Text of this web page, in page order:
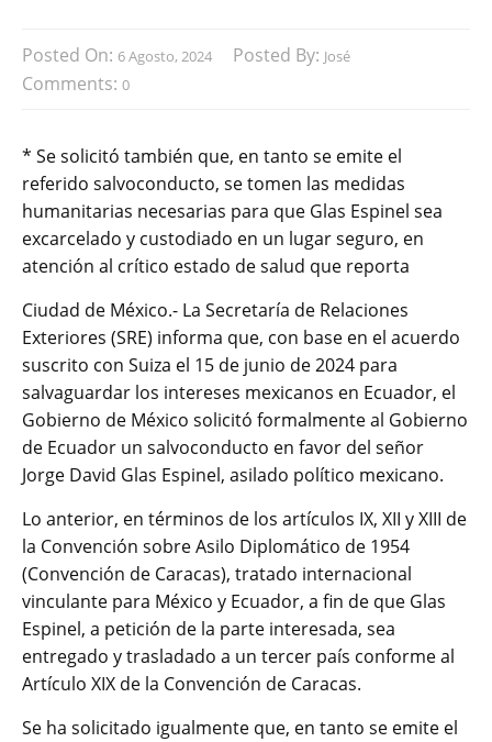
Posted On: 6 Agosto, 2024 Posted By: José
Comments: 0
* Se solicitó también que, en tanto se emite el
referido salvoconducto, se tomen las medidas
humanitarias necesarias para que Glas Espinel sea
excarcelado y custodiado en un lugar seguro, en
atención al crítico estado de salud que reporta
Ciudad de México.- La Secretaría de Relaciones
Exteriores (SRE) informa que, con base en el acuerdo
suscrito con Suiza el 15 de junio de 2024 para
salvaguardar los intereses mexicanos en Ecuador, el
Gobierno de México solicitó formalmente al Gobierno
de Ecuador un salvoconducto en favor del señor
Jorge David Glas Espinel, asilado político mexicano.
Lo anterior, en términos de los artículos IX, XII y XIII de
la Convención sobre Asilo Diplomático de 1954
(Convención de Caracas), tratado internacional
vinculante para México y Ecuador, a fin de que Glas
Espinel, a petición de la parte interesada, sea
entregado y trasladado a un tercer país conforme al
Artículo XIX de la Convención de Caracas.
Se ha solicitado igualmente que, en tanto se emite el